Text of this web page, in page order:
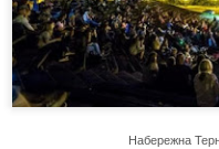
Набережна